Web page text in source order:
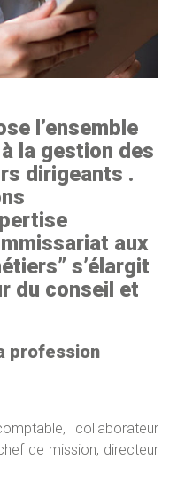
l’ensemble
la gestion des
dirigeants .
aux
s’élargit
du conseil et
profession
collaborateur
de mission, directeur